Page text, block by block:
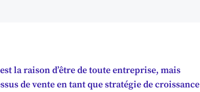
la raison d’être de toute entreprise, mais
de vente en tant que stratégie de croissance